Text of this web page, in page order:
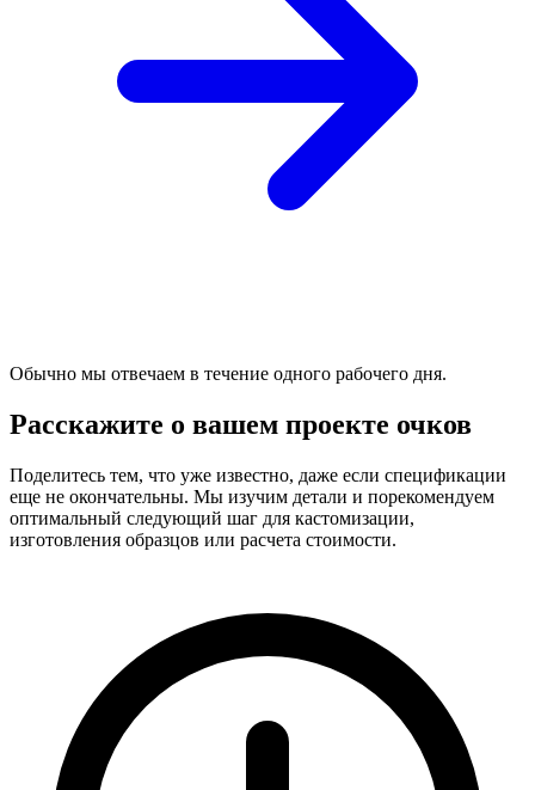
Обычно мы отвечаем в течение одного рабочего дня.
Расскажите о вашем проекте очков
Поделитесь тем, что уже известно, даже если спецификации
еще не окончательны. Мы изучим детали и порекомендуем
оптимальный следующий шаг для кастомизации,
изготовления образцов или расчета стоимости.